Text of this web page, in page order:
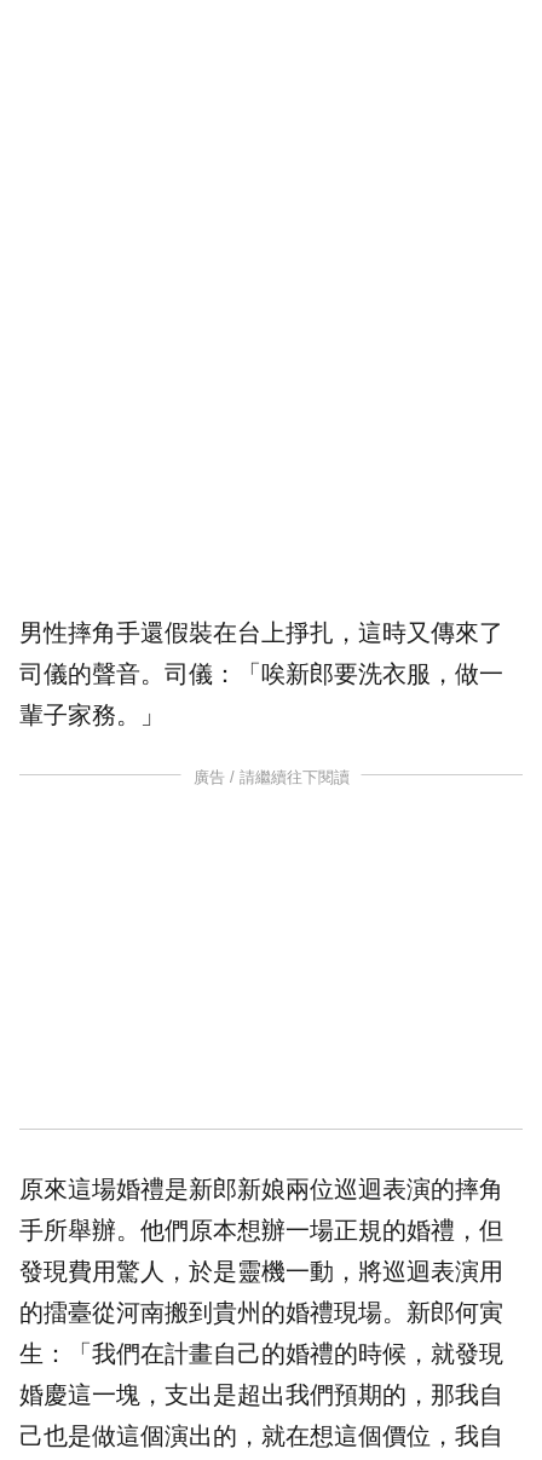
男性摔角手還假裝在台上掙扎，這時又傳來了
司儀的聲音。司儀：「唉新郎要洗衣服，做一
輩子家務。」
廣告 / 請繼續往下閱讀
原來這場婚禮是新郎新娘兩位巡迴表演的摔角
手所舉辦。他們原本想辦一場正規的婚禮，但
發現費用驚人，於是靈機一動，將巡迴表演用
的擂臺從河南搬到貴州的婚禮現場。新郎何寅
生：「我們在計畫自己的婚禮的時候，就發現
婚慶這一塊，支出是超出我們預期的，那我自
己也是做這個演出的，就在想這個價位，我自